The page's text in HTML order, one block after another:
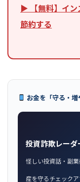
▶ 【無料】イン
節約する
お金を「守る・
投資詐欺レーダ
怪しい投資話・副
産を守るチェックア